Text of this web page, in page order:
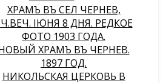
ХРАМЪ ВЪ СЕЛѢ ЧЕРНЕВѢ,
IЮНЯ 8 ДНЯ. РЕДКОЕ
ФОТО 1903 ГОДА.
ХРАМЪ ВЪ ЧЕРНЕВѢ.
1897 ГОД.
НИКОЛЬСКАЯ ЦЕРКОВЬ В